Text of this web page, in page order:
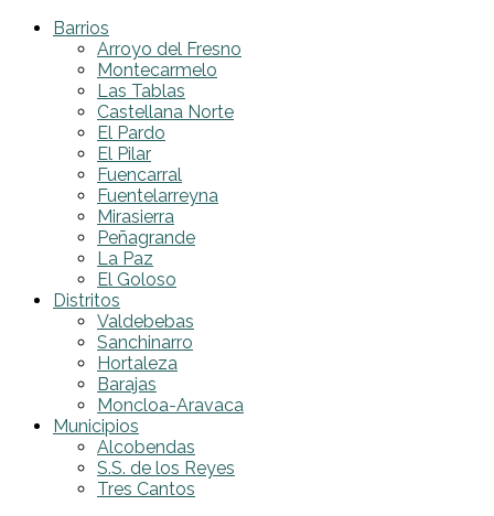
Barrios
Arroyo del Fresno
Montecarmelo
Las Tablas
Castellana Norte
El Pardo
El Pilar
Fuencarral
Fuentelarreyna
Mirasierra
Peñagrande
La Paz
El Goloso
Distritos
Valdebebas
Sanchinarro
Hortaleza
Barajas
Moncloa-Aravaca
Municipios
Alcobendas
S.S. de los Reyes
Tres Cantos